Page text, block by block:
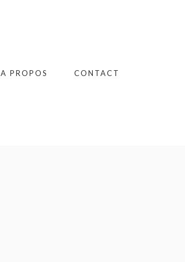
A PROPOS CONTACT